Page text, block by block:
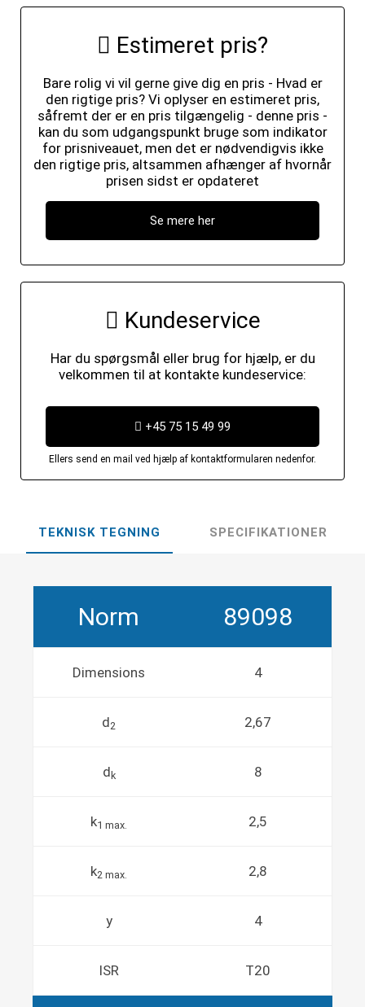
Estimeret pris?
Bare rolig vi vil gerne give dig en pris - Hvad er
den rigtige pris? Vi oplyser en estimeret pris,
såfremt der er en pris tilgængelig - denne pris -
kan du som udgangspunkt bruge som indikator
for prisniveauet, men det er nødvendigvis ikke
den rigtige pris, altsammen afhænger af hvornår
prisen sidst er opdateret
Se mere her
Kundeservice
Har du spørgsmål eller brug for hjælp, er du
velkommen til at kontakte kundeservice:
+45 75 15 49 99
Ellers send en mail ved hjælp af kontaktformularen nedenfor.
TEKNISK TEGNING SPECIFIKATIONER
Norm 89098
Dimensions 4
d2 2,67
d k 8
k1 max. 2,5
k2 max. 2,8
y 4
ISR T20